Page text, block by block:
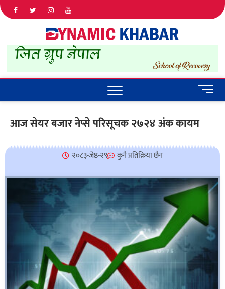
IN NEPAL
M
e
u
o
n
आज सेयर बजार नेप्से परिसूचक २७२४ अंक कायम
२०८३-जेष्ठ-२९ कुनै प्रतिक्रिया छैन